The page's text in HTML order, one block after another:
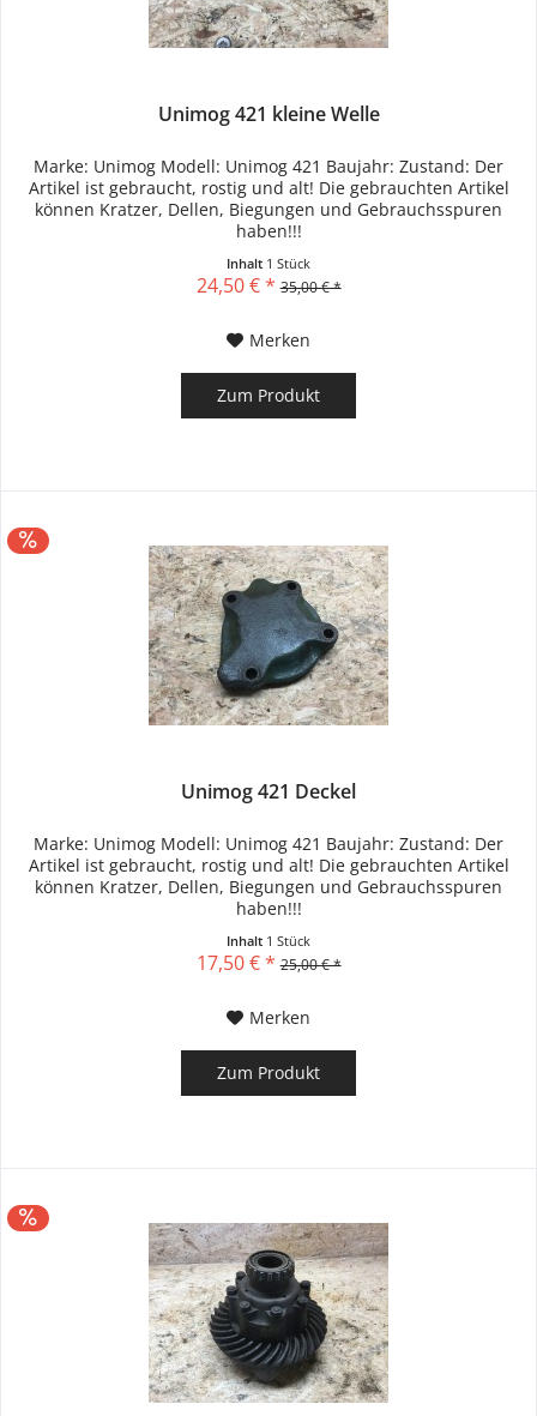
Unimog 421 kleine Welle
Marke: Unimog Modell: Unimog 421 Baujahr: Zustand: Der
Artikel ist gebraucht, rostig und alt! Die gebrauchten Artikel
können Kratzer, Dellen, Biegungen und Gebrauchsspuren
haben!!!
Inhalt 1 Stück
24,50 € * 35,00 € *
Merken
Zum Produkt
Unimog 421 Deckel
Marke: Unimog Modell: Unimog 421 Baujahr: Zustand: Der
Artikel ist gebraucht, rostig und alt! Die gebrauchten Artikel
können Kratzer, Dellen, Biegungen und Gebrauchsspuren
haben!!!
Inhalt 1 Stück
17,50 € * 25,00 € *
Merken
Zum Produkt